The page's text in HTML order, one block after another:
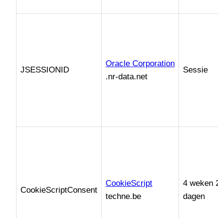
JSESSIONID
Oracle Corporation
.nr-data.net
Sessie
CookieScriptConsent
CookieScript
techne.be
4 weken
dagen